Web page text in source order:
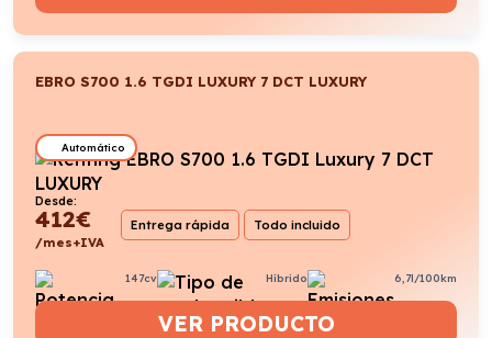
EBRO S700 1.6 TGDI LUXURY 7 DCT LUXURY
Automático
Desde:
412€
/mes+IVA
Entrega rápida Todo incluido
147cv Híbrido 6,7l/100km
VER PRODUCTO